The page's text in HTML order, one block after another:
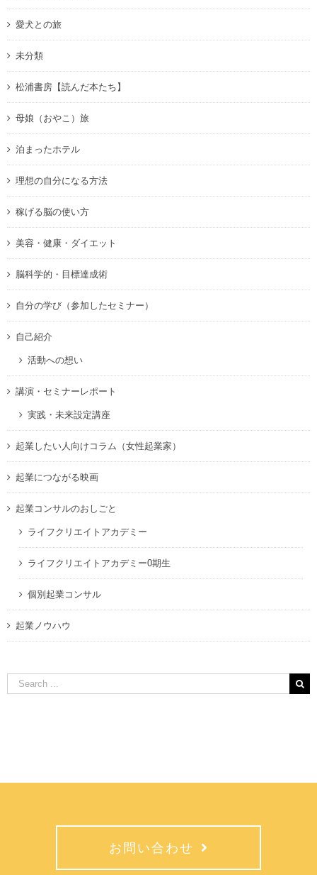
愛犬との旅
未分類
松浦書房【読んだ本たち】
母娘（おやこ）旅
泊まったホテル
理想の自分になる方法
稼げる脳の使い方
美容・健康・ダイエット
脳科学的・目標達成術
自分の学び（参加したセミナー）
自己紹介
活動への想い
講演・セミナーレポート
実践・未来設定講座
起業したい人向けコラム（女性起業家）
起業につながる映画
起業コンサルのおしごと
ライフクリエイトアカデミー
ライフクリエイトアカデミー0期生
個別起業コンサル
起業ノウハウ
Search
for:
お問い合わせ